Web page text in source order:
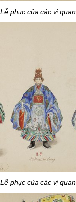
Lễ phục của các vị quan
Lễ phục của các vị quan